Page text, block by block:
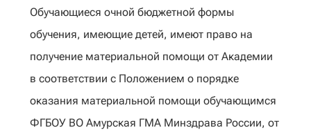
Обучающиеся очной бюджетной формы
обучения, имеющие детей, имеют право на
получение материальной помощи от Академии
в соответствии с Положением о порядке
оказания материальной помощи обучающимся
ФГБОУ ВО Амурская ГМА Минздрава России, от